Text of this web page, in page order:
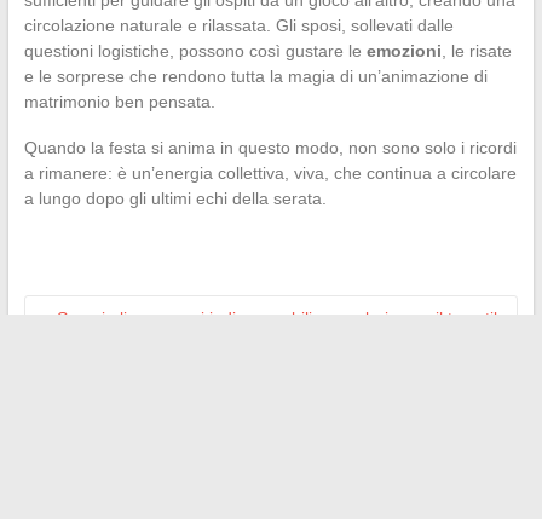
circolazione naturale e rilassata. Gli sposi, sollevati dalle
questioni logistiche, possono così gustare le emozioni, le risate
e le sorprese che rendono tutta la magia di un’animazione di
matrimonio ben pensata.
Quando la festa si anima in questo modo, non sono solo i ricordi
a rimanere: è un’energia collettiva, viva, che continua a circolare
a lungo dopo gli ultimi echi della serata.
Scopri gli accessori indispensabili per valorizzare il tuo stile